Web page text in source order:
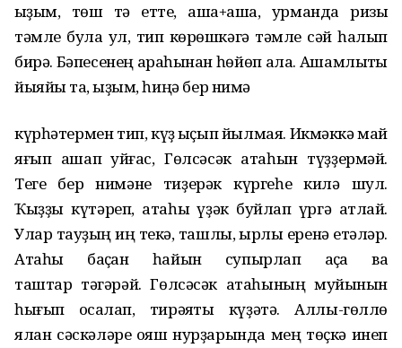
ҡыҙым, төш тә етте, аша+аша, урманда ризыҡ
тәмле була ул, тип көрөшкәгә тәмле сәй һалып
бирә. Бәпесенең арҡаһынан һөйөп ала. Ашамлыҡты
йыяйыҡ та, ҡыҙым, һиңә бер нимә
күрһәтермен тип, күҙ ҡыҫып йылмая. Икмәккә май
яғып ашап ҡуйғас, Гөлсәсәк атаһын түҙҙермәй.
Теге бер нимәне тиҙерәк күргеһе килә шул.
Ҡыҙҙы күтәреп, атаһы үҙәк буйлап үргә атлай.
Улар тауҙың иң текә, ташлы, ҡырлы еренә етәләр.
Атаһы баҫҡан һайын супырлап аҫҡа ваҡ
таштар тәгәрәй. Гөлсәсәк атаһының муйынын
һығып ҡосаҡлап, тирәяҡты күҙәтә. Аллы-гөллө
ялан сәскәләре ҡояш нурҙарында мең төҫкә инеп